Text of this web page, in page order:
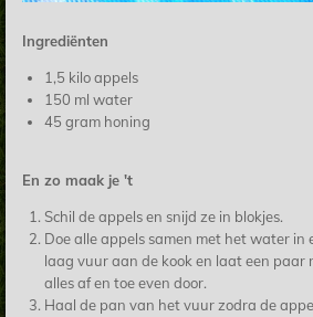
Ingrediënten
1,5 kilo appels
150 ml water
45 gram honing
En zo maak je 't
Schil de appels en snijd ze in blokjes.
Doe alle appels samen met het water in
laag vuur aan de kook en laat een paar
alles af en toe even door.
Haal de pan van het vuur zodra de